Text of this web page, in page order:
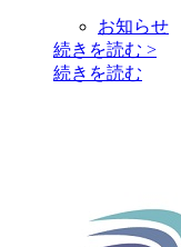
お知らせ
続きを読む >
続きを読む